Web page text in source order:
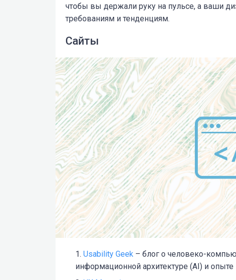
чтобы вы держали руку на пульсе, а ваши
требованиям и тенденциям.
Сайты
Usability Geek – блог о человеко-
информационной архитектуре (AI) и опыте